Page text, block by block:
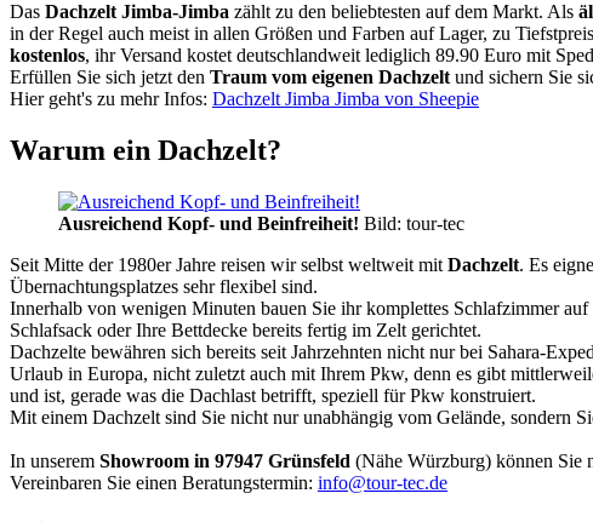
Das Dachzelt Jimba-Jimba zählt zu den beliebtesten auf dem Markt. Als
in der Regel auch meist in allen Größen und Farben auf Lager, zu
kostenlos, ihr Versand kostet deutschlandweit lediglich 89.90 Euro mit
Erfüllen Sie sich jetzt den Traum vom eigenen Dachzelt und sichern Sie
Hier geht's zu mehr Infos: Dachzelt Jimba Jimba von Sheepie
Warum ein Dachzelt?
Ausreichend Kopf- und Beinfreiheit! Bild: tour-tec
Seit Mitte der 1980er Jahre reisen wir selbst weltweit mit Dachzelt. Es
Übernachtungsplatzes sehr flexibel sind.
Innerhalb von wenigen Minuten bauen Sie ihr komplettes Schlafzimmer
Schlafsack oder Ihre Bettdecke bereits fertig im Zelt gerichtet.
Dachzelte bewähren sich bereits seit Jahrzehnten nicht nur bei Sahara-
Urlaub in Europa, nicht zuletzt auch mit Ihrem Pkw, denn es gibt
und ist, gerade was die Dachlast betrifft, speziell für Pkw konstruiert.
Mit einem Dachzelt sind Sie nicht nur unabhängig vom Gelände, sondern
In unserem Showroom in 97947 Grünsfeld (Nähe Würzburg) können Sie
Vereinbaren Sie einen Beratungstermin: info@tour-tec.de